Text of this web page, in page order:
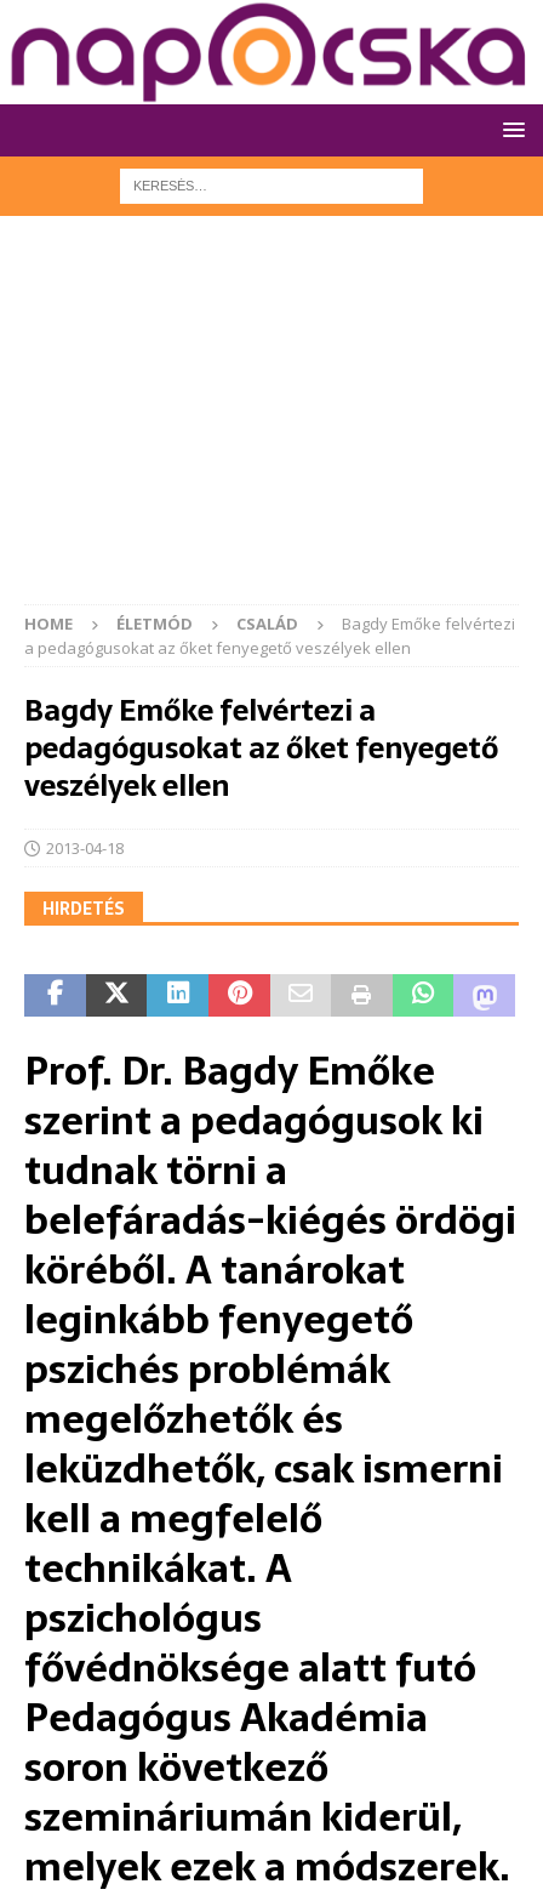
HOME ÉLETMÓD CSALÁD
Bagdy Emőke felvértezi
a pedagógusokat az őket fenyegető veszélyek ellen
Bagdy Emőke felvértezi a
pedagógusokat az őket fenyegető
veszélyek ellen
2013-04-18
HIRDETÉS
Prof. Dr. Bagdy Emőke
szerint a pedagógusok ki
tudnak törni a
belefáradás-kiégés ördögi
köréből. A tanárokat
leginkább fenyegető
pszichés problémák
megelőzhetők és
leküzdhetők, csak ismerni
kell a megfelelő
technikákat. A
pszichológus
fővédnöksége alatt futó
Pedagógus Akadémia
soron következő
szemináriumán kiderül,
melyek ezek a módszerek.